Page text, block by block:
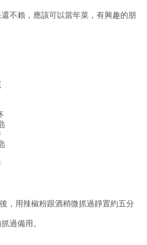
不賴，應該可以當年菜，有興趣的朋
，用辣椒粉跟酒稍微抓過靜置約五分
過備用。